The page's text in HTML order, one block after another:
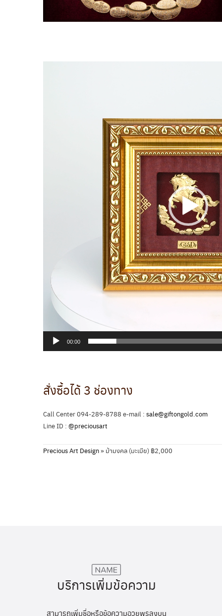
00:00
สั่งซื้อได้ 3 ช่องทาง
Call Center 094-289-8788 e-mail : sale@giftongold.com
Line ID : @preciousart
Precious Art Design» ม้ามงคล (มะเมีย) ฿2,000
บริการเพิ่มข้อความ
สามารถเพิ่มชื่อหรือข้อความอวยพรลงบน